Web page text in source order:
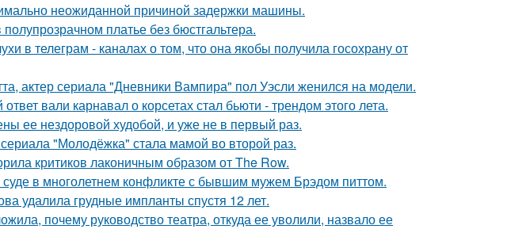
неожиданной причиной задержки машины.
платье без бюстгальтера.
в телеграм - каналах о том, что она якобы получила госохрану от
актер сериала "Дневники Вампира" пол Уэсли женился на модели.
вали карнавал о корсетах стал бьюти - трендом этого лета.
ее нездоровой худобой, и уже не в первый раз.
"Молодёжка" стала мамой во второй раз.
критиков лаконичным образом от The Row.
в многолетнем конфликте с бывшим мужем Брэдом питтом.
удалила грудные импланты спустя 12 лет.
почему руководство театра, откуда ее уволили, назвало ее